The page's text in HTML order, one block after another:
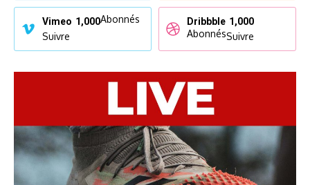
Vimeo 1,000Abonnés
Suivre
Dribbble 1,000
AbonnésSuivre